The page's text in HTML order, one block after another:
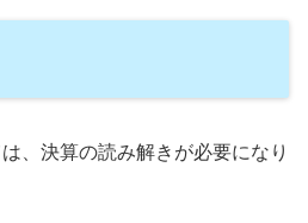
、決算の読み解きが必要になり